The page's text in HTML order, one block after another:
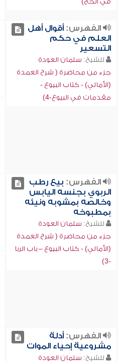
الفهرس:أقوال أهل
العلم في حكم
التسعير
للشيخ: سلمان العودة
جزء من محاضرة ( شرح العمدة
(الأمالي) - كتاب البيوع -
مقدمات في البيوع-4)
الفهرس: بيع رطب
الربوي بجنسه اليابس
وخالصه بمشوبه ونيئه
بمطبوخه
للشيخ: سلمان العودة
جزء من محاضرة ( شرح العمدة
(الأمالي) - كتاب البيوع – باب الربا
-3)
الفهرس:أدلة
مشروعية إحياء الموات
للشيخ: سلمان العودة